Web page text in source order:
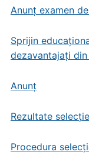
Anunț examen
Sprijin
dezavantajați
Anunț
Rezultate
Procedura